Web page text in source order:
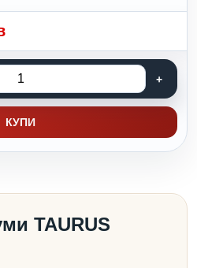
КУПИ
TAURUS